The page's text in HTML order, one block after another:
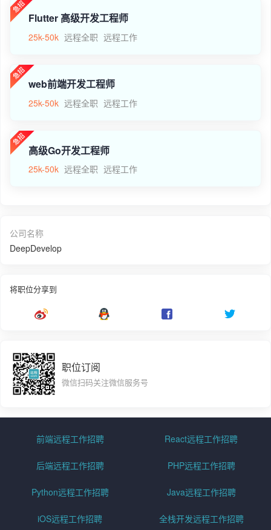
Flutter 高级开发工程师
25k-50k 远程全职 远程工作
web前端开发工程师
25k-50k 远程全职 远程工作
高级Go开发工程师
25k-50k 远程全职 远程工作
公司名称
DeepDevelop
将职位分享到
职位订阅
微信扫码关注微信服务号
前端远程工作招聘 React远程工作招聘
后端远程工作招聘 PHP远程工作招聘
Python远程工作招聘 Java远程工作招聘
iOS远程工作招聘 全栈开发远程工作招聘